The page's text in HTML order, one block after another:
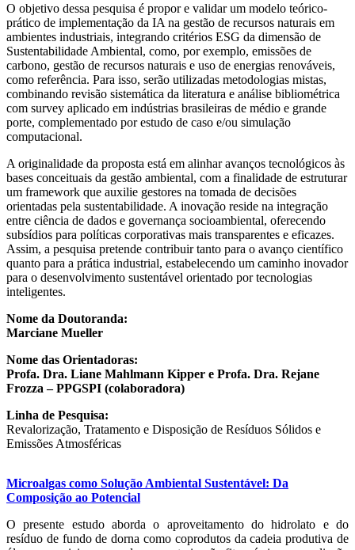
O objetivo dessa pesquisa é propor e validar um modelo teórico-
prático de implementação da IA na gestão de recursos naturais em
ambientes industriais, integrando critérios ESG da dimensão de
Sustentabilidade Ambiental, como, por exemplo, emissões de
carbono, gestão de recursos naturais e uso de energias renováveis,
como referência. Para isso, serão utilizadas metodologias mistas,
combinando revisão sistemática da literatura e análise bibliométrica
com survey aplicado em indústrias brasileiras de médio e grande
porte, complementado por estudo de caso e/ou simulação
computacional.
A originalidade da proposta está em alinhar avanços tecnológicos às
bases conceituais da gestão ambiental, com a finalidade de estruturar
um framework que auxilie gestores na tomada de decisões
orientadas pela sustentabilidade. A inovação reside na integração
entre ciência de dados e governança socioambiental, oferecendo
subsídios para políticas corporativas mais transparentes e eficazes.
Assim, a pesquisa pretende contribuir tanto para o avanço científico
quanto para a prática industrial, estabelecendo um caminho inovador
para o desenvolvimento sustentável orientado por tecnologias
inteligentes.
Nome da Doutoranda:
Marciane Mueller
Nome das Orientadoras:
Profa. Dra. Liane Mahlmann Kipper e Profa. Dra. Rejane
Frozza – PPGSPI (colaboradora)
Linha de Pesquisa:
Revalorização, Tratamento e Disposição de Resíduos Sólidos e
Emissões Atmosféricas
Microalgas como Solução Ambiental Sustentável: Da
Composição ao Potencial
O presente estudo aborda o aproveitamento do hidrolato e do
resíduo de fundo de dorna como coprodutos da cadeia produtiva de